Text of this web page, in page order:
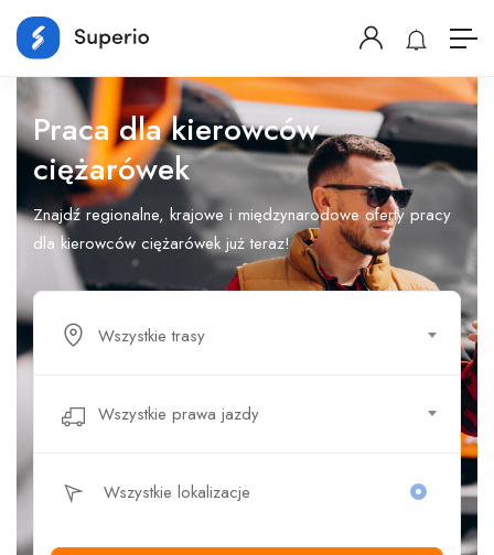
Praca dla kierowców
ciężarówek
Znajdź regionalne, krajowe i międzynarodowe oferty pracy
dla kierowców ciężarówek już teraz!
Wszystkie trasy
Wszystkie prawa jazdy